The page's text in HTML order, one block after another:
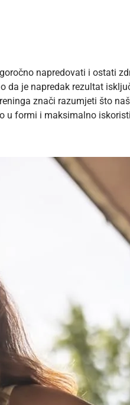
napredovati i ostati
da je napredak rezultat
znači razumjeti što
u formi i maksimalno